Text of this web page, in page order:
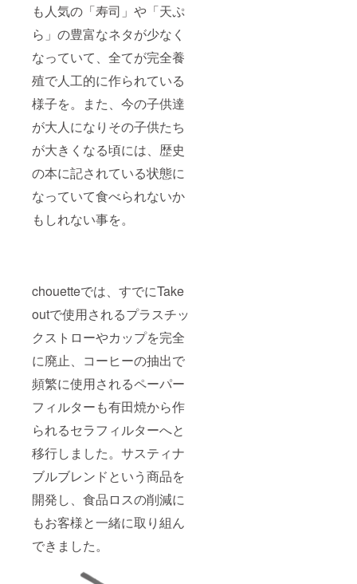
も人気の「寿司」や「天ぷ
ら」の豊富なネタが少なく
なっていて、全てが完全養
殖で人工的に作られている
様子を。また、今の子供達
が大人になりその子供たち
が大きくなる頃には、歴史
の本に記されている状態に
なっていて食べられないか
もしれない事を。
chouetteでは、すでにTake
outで使用されるプラスチッ
クストローやカップを完全
に廃止、コーヒーの抽出で
頻繁に使用されるペーパー
フィルターも有田焼から作
られるセラフィルターへと
移行しました。サスティナ
ブルブレンドという商品を
開発し、食品ロスの削減に
もお客様と一緒に取り組ん
できました。